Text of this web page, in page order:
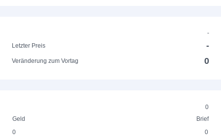
-
Letzter Preis
-
Veränderung zum Vortag 0
0
Geld
Brief
0
0